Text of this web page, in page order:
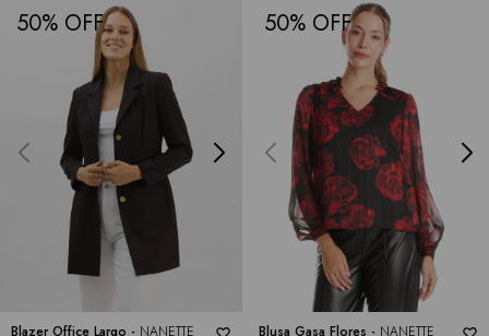
50
Blazer Office Largo - NANETTE
50
Blusa Gasa Flores - NANETTE